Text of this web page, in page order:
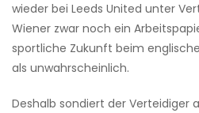
wieder bei Leeds United unter
Wiener zwar noch ein
sportliche Zukunft beim
als unwahrscheinlich.
Deshalb sondiert der Verteidiger